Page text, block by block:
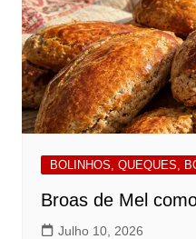
BOLINHOS, QUEQUES,
Broas de Mel
Julho 10, 2026